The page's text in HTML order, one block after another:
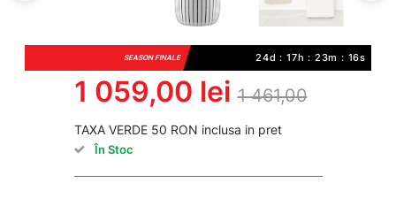
SEASON FINALE 24d : 17h : 23m : 15s
1 059,00 lei 1 461,00
TAXA VERDE 50 RON inclusa in pret
În Stoc